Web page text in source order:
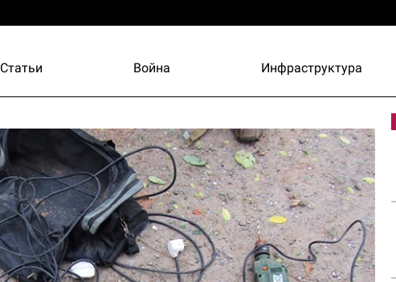
Статьи Война Инфраструктура